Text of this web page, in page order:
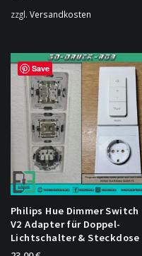
zzgl. Versandkosten
weist
mehrere
Varianten
Optionen
können
auf
der
gewählt
werden
Save
Philips Hue Dimmer Switch
V2 Adapter für Doppel-
Lichtschalter & Steckdose